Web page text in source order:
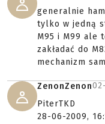
generalnie
tylko w jedną
M95 i M99 ale
zakładać do
mechanizm
ZenonZenon
PiterTKD
28-06-2009,